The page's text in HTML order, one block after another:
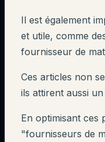
Il est également
et utile, comme
fournisseur de
Ces articles non
ils attirent aussi
En optimisant ces
"fournisseurs de